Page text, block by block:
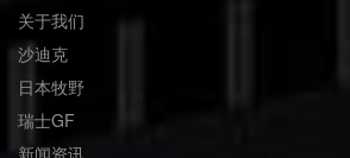
关于我们
沙迪克
日本牧野
瑞士GF
新闻资讯